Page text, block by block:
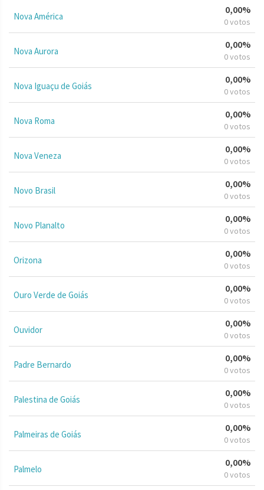
Nova América
0,00%
0 votos
Nova Aurora
0,00%
0 votos
Nova Iguaçu de Goiás
0,00%
0 votos
Nova Roma
0,00%
0 votos
Nova Veneza
0,00%
0 votos
Novo Brasil
0,00%
0 votos
Novo Planalto
0,00%
0 votos
Orizona
0,00%
0 votos
Ouro Verde de Goiás
0,00%
0 votos
Ouvidor
0,00%
0 votos
Padre Bernardo
0,00%
0 votos
Palestina de Goiás
0,00%
0 votos
Palmeiras de Goiás
0,00%
0 votos
Palmelo
0,00%
0 votos